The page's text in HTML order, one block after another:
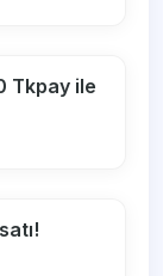
Tkpay ile